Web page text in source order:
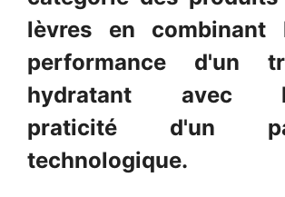
lèvres en combinant
performance d'un
hydratant avec
praticité d'un
technologique.